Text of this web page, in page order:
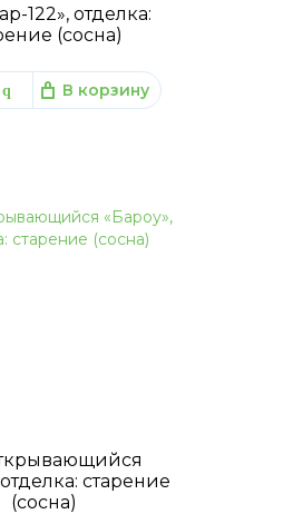
122», отделка:
(сосна)
q В корзину
старение
(сосна)